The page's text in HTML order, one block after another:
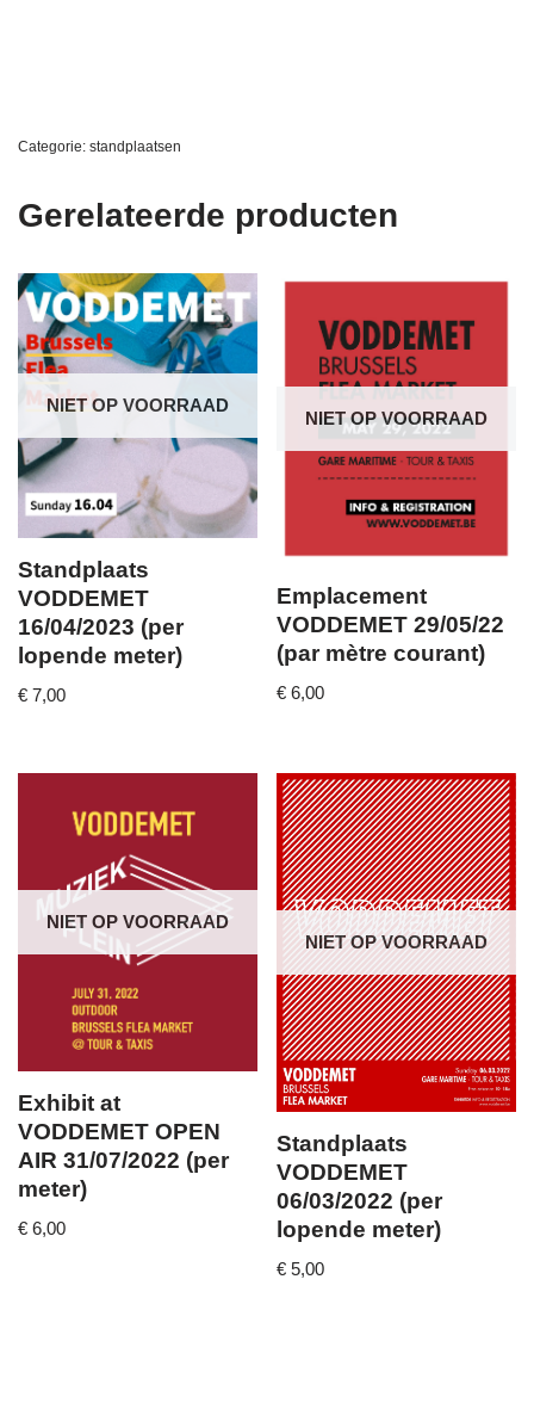
Categorie: standplaatsen
Gerelateerde producten
NIET OP VOORRAAD
Standplaats
VODDEMET
16/04/2023 (per
lopende meter)
€ 7,00
NIET OP VOORRAAD
Emplacement
VODDEMET 29/05/22
(par mètre courant)
€ 6,00
NIET OP VOORRAAD
Exhibit at
VODDEMET OPEN
AIR 31/07/2022 (per
meter)
€ 6,00
NIET OP VOORRAAD
Standplaats
VODDEMET
06/03/2022 (per
lopende meter)
€ 5,00